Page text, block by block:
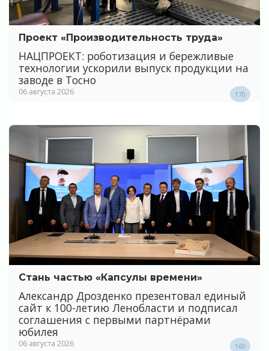
Проект «Производительность труда»
НАЦПРОЕКТ: роботизация и бережливые
технологии ускорили выпуск продукции на
заводе в Тосно
06 августа 2026 170
Стань частью «Капсулы времени»
Александр Дрозденко презентовал единый
сайт к 100-летию Ленобласти и подписал
соглашения с первыми партнёрами
юбилея
06 августа 2026 160